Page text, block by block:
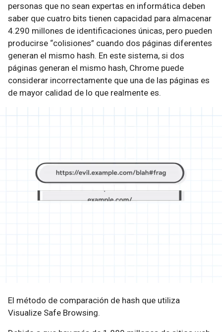
personas que no sean expertas en informática deben
saber que cuatro bits tienen capacidad para almacenar
4.290 millones de identificaciones únicas, pero pueden
producirse “colisiones” cuando dos páginas diferentes
generan el mismo hash. En este sistema, si dos
páginas generan el mismo hash, Chrome puede
considerar incorrectamente que una de las páginas es
de mayor calidad de lo que realmente es.
El método de comparación de hash que utiliza
Visualize Safe Browsing.